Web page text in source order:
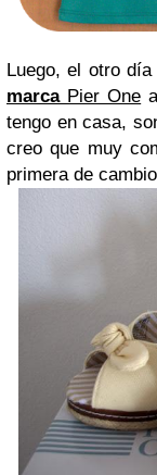
Luego, el otro
marcaPier One
tengo en casa,
creo que muy
primera de